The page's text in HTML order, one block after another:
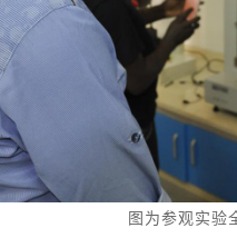
图为参观实验